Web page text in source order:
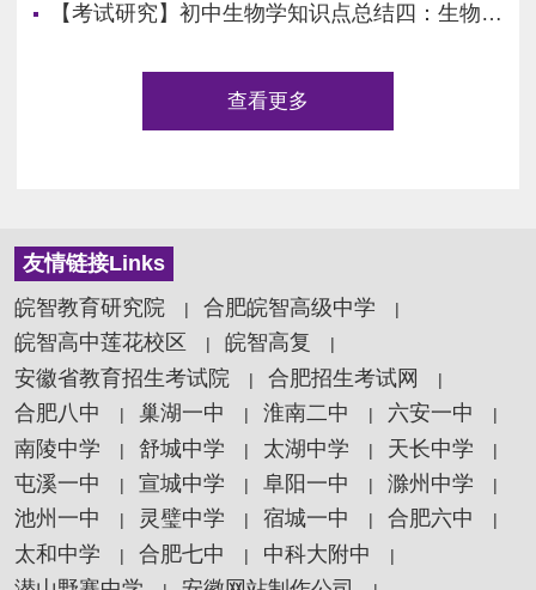
【考试研究】初中生物学知识点总结四：生物圈中的人
查看更多
友情链接Links
皖智教育研究院
|合肥皖智高级中学 |
皖智高中莲花校区 |皖智高复 |
安徽省教育招生考试院 |合肥招生考试网 |
合肥八中 |巢湖一中 |淮南二中 | 六安一中 |
南陵中学 |舒城中学 | 太湖中学 | 天长中学 |
屯溪一中 |宣城中学 |阜阳一中 |滁州中学 |
池州一中 | 灵璧中学 |宿城一中 |合肥六中 |
太和中学 |合肥七中 | 中科大附中 |